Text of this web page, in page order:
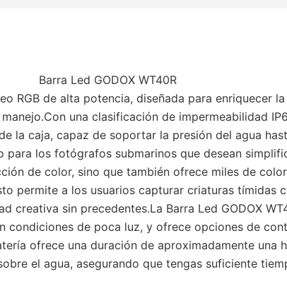
Barra Led GODOX WT40R
RGB de alta potencia, diseñada para enriquecer la
una clasificación de impermeabilidad
la caja, capaz de soportar la presión del agua
los fotógrafos submarinos que desean
de color, sino que también ofrece miles de
permite a los usuarios capturar criaturas
creativa sin precedentes​​​​.La Barra Led GODOX
de poca luz, y ofrece opciones de
ofrece una duración de aproximadamente una
el agua, asegurando que tengas suficiente